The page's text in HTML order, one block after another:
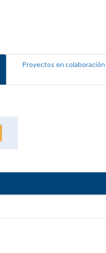
Proyectos en colaboración